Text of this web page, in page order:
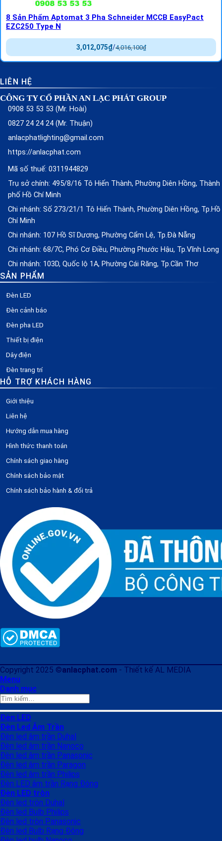
8 Sản Phẩm Aptomat 3 Pha Schneider MCCB EasyPact
EZC250 Type N
4,016,100₫
/
3,012,075₫
LIÊN HỆ
CÔNG TY CỔ PHẦN AN LẠC PHÁT GROUP
0908 53 53 53 (Mr. Hoài)
0827 24 24 24 (Mr. Thuận)
anlacphatlighting@gmail.com
https://anlacphat.com
Mã số thuế: 0311944829
Trụ sở chính: 495/8/16 Tô Hiến Thành, Phường Diên Hồng, Thành
phố Hồ Chí Minh
Chi nhánh: Số 273/21/1 Tô Hiến Thành, Phường Diên Hồng, Tp.Hồ
Chí Minh
Chi nhánh: 107 Hồ Sĩ Dương, Phường Cẩm Lệ, Tp.Đà Nẵng
Chi nhánh: 68/7C, Phó Cơ Điều, Phường Phước Hậu, Tp.Vĩnh Long
Chi nhánh: 103D, Quốc lộ 1A, Phường Cái Răng, Tp.Cần Thơ
SẢN PHẨM
Đèn LED
Đèn cảnh báo
Đèn pha LED
Thiết bị điện
Dây điện
Đèn trang trí
HỖ TRỢ KHÁCH HÀNG
Giới thiệu
Liên hệ
Hướng dẫn mua hàng
Hình thức thanh toán
Chính sách giao hàng
Chính sách bảo mật
Chính sách bảo hành & đổi trả
Copyright 2025 ©anlacphat.com - Thiết kế AL MEDIA
Menu
Danh mục
Tìm
Đèn LED
Đèn Led Âm Trần
Đèn led âm trần Duhal
Đèn led âm trần Nanoco
Đèn led âm trần Panasonic
Đèn led âm trần Paragon
Đèn led âm trần Philips
Đèn LED âm trần Rạng Đông
Đèn LED tròn
Đèn led tròn Duhal
Đèn led Bulb Philips
Đèn led tròn Panasonic
Đèn led Bulb Rạng Đông